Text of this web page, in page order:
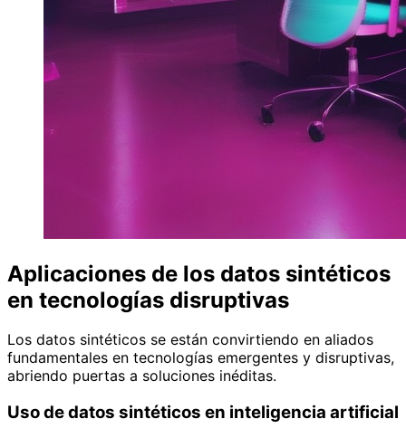
Aplicaciones de los datos sintéticos
en tecnologías disruptivas
Los datos sintéticos se están convirtiendo en aliados
fundamentales en tecnologías emergentes y disruptivas,
abriendo puertas a soluciones inéditas.
Uso de datos sintéticos en inteligencia artificial